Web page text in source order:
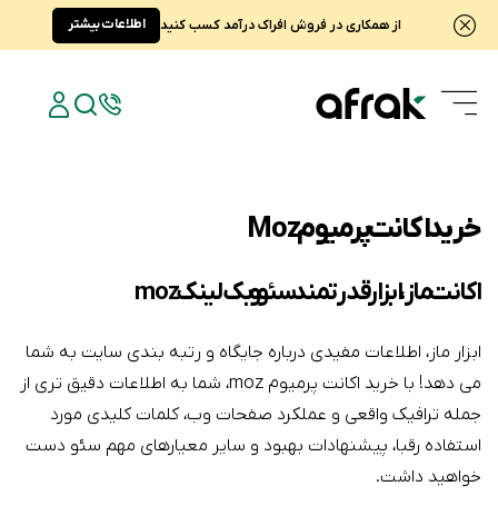
از همکاری در فروش افراک درآمد کسب کنید اطلاعات بیشتر
خرید اکانت پرمیوم Moz
اکانت ماز، ابزار قدرتمند سئو و بک‌لینک moz
ابزار ماز، اطلاعات مفیدی درباره جایگاه و رتبه بندی سایت به شما
می دهد! با خرید اکانت پرمیوم moz، شما به اطلاعات دقیق تری از
جمله ترافیک واقعی و عملکرد صفحات وب، کلمات کلیدی مورد
استفاده رقبا، پیشنهادات بهبود و سایر معیارهای مهم سئو دست
خواهید داشت.